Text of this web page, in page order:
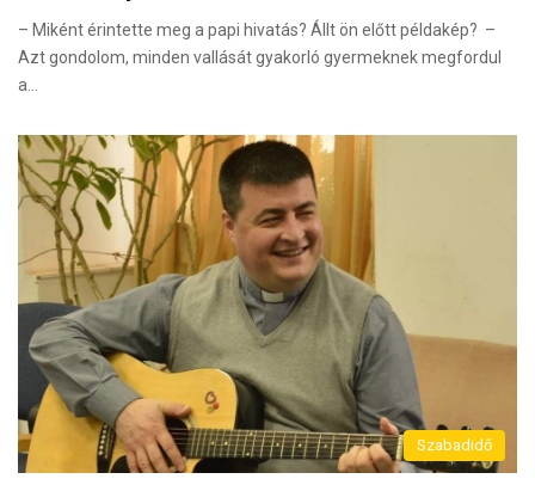
– Miként érintette meg a papi hivatás? Állt ön előtt példakép? –
Azt gondolom, minden vallását gyakorló gyermeknek megfordul
a…
Szabadidő